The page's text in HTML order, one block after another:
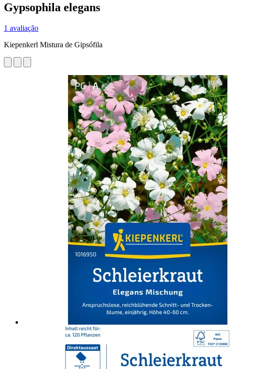
Gypsophila elegans
1 avaliação
Kiepenkerl Mistura de Gipsófila